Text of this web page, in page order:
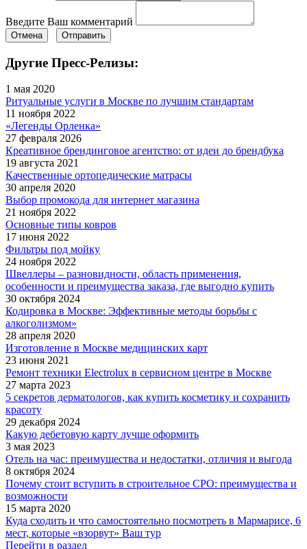
Введите Ваш комментарий
Отмена Отправить
Другие Пресс-Релизы:
1 мая 2020
Ритуальные услуги в Москве по лучшим стандартам
11 ноября 2022
«Легенды Орленка»
27 февраля 2026
Креативное брендинговое агентство: от идеи до брендбука
19 августа 2021
Качественные ортопедические матрасы
30 апреля 2020
Выбор промокода для интернет магазина
21 ноября 2022
Основные типы ковров
17 июня 2022
Фильтры под мойку
24 ноября 2022
Швеллеры – разновидности, область применения,
особенности и преимущества заказа, где выгодно купить
30 октября 2024
Кодировка в Москве: Эффективные методы борьбы с
алкоголизмом»
28 апреля 2020
Изготовление в Москве медицинских карт
23 июня 2021
Ремонт техники Electrolux в сервисном центре в Москве
27 марта 2023
5 секретов дерматологов, как купить косметику и сохранить
красоту
29 декабря 2024
Какую дебетовую карту лучше оформить
3 мая 2023
Отель на час: преимущества и недостатки, отличия и выгода
8 октября 2024
Почему стоит вступить в строительное СРО: преимущества и
возможности
15 марта 2020
Куда сходить и что самостоятельно посмотреть в Мармарисе, 6
мест, которые «взорвут» Ваш тур
Перейти в раздел